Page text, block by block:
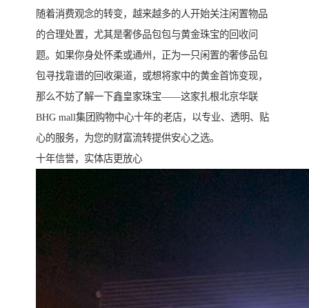
随着消费观念的转变，越来越多的人开始关注闲置物品
的合理处置，尤其是奢侈品包包与黄金珠宝的回收问
题。如果你身处怀柔或通州，正为一只闲置的奢侈品包
包寻找靠谱的回收渠道，或想将家中的黄金首饰变现，
那么不妨了解一下鑫皇家珠宝——这家扎根北京华联
BHG mall集团购物中心十年的老店，以专业、透明、贴
心的服务，为您的财富流转提供安心之选。
十年信誉，实体店更放心